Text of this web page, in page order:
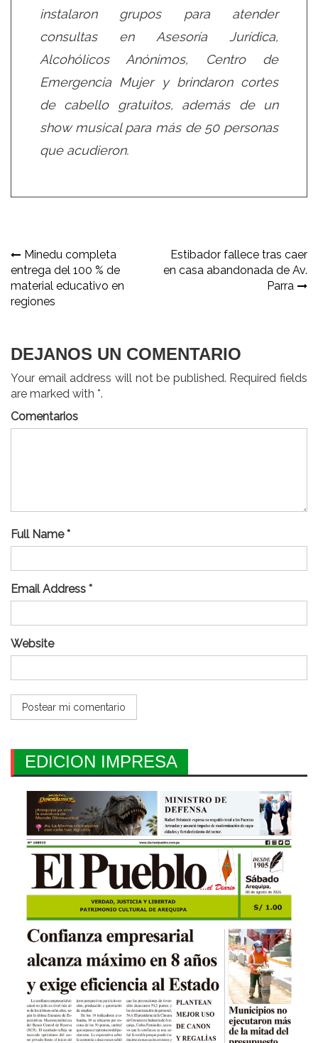
instalaron grupos para atender
consultas en Asesoría Jurídica,
Alcohólicos Anónimos, Centro de
Emergencia Mujer y brindaron cortes
de cabello gratuitos, además de un
show musical para más de 50 personas
que acudieron.
Navegación
de
entradas
Minedu completa
entrega del 100 % de
material educativo en
regiones
Estibador fallece tras caer
en casa abandonada de Av.
Parra
DEJANOS UN COMENTARIO
Your email address will not be published. Required fields
are marked with *.
Comentarios
Full Name *
Email Address *
Website
EDICION IMPRESA